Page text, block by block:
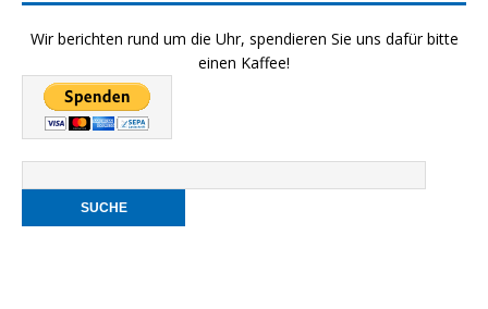
Wir berichten rund um die Uhr, spendieren Sie uns dafür bitte
einen Kaffee!